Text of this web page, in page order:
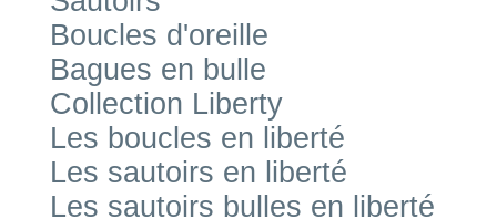
Boucles d'oreille
Bagues en bulle
Collection Liberty
Les boucles en liberté
Les sautoirs en liberté
Les sautoirs bulles en liberté